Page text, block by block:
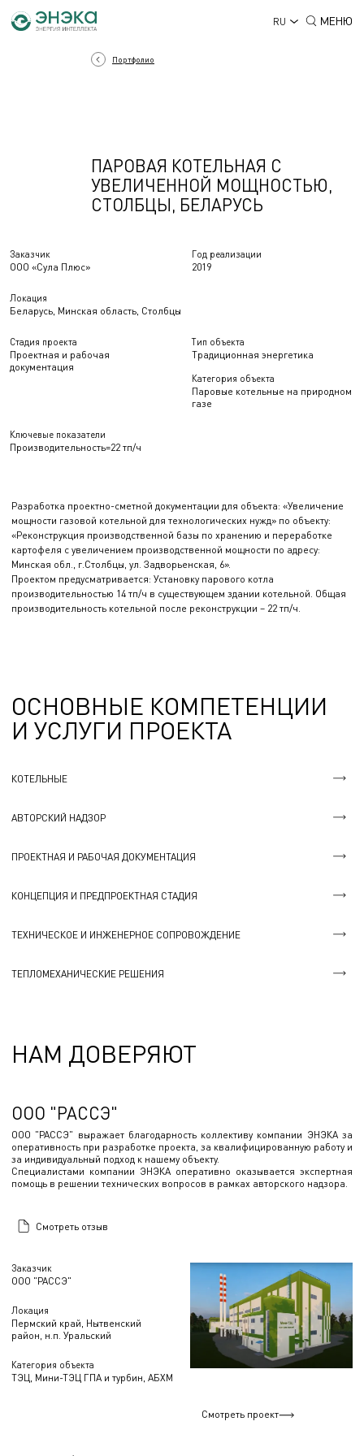
RU МЕНЮ
Заказчик
ООО «Сула Плюс»
Год реализации
2019
Локация
Беларусь, Минская область, Столбцы
Стадия проекта
Проектная и рабочая
документация
Тип объекта
Традиционная энергетика
Категория объекта
Паровые котельные на природном
газе
Ключевые показатели
Производительность=22 тп/ч
Портфолио
ПАРОВАЯ КОТЕЛЬНАЯ С
УВЕЛИЧЕННОЙ МОЩНОСТЬЮ,
СТОЛБЦЫ, БЕЛАРУСЬ
Разработка проектно-сметной документации для объекта: «Увеличение
мощности газовой котельной для технологических нужд» по объекту:
«Реконструкция производственной базы по хранению и переработке
картофеля с увеличением производственной мощности по адресу:
Минская обл., г.Столбцы, ул. Задворьенская, 6».
Проектом предусматривается: Установку парового котла
производительностью 14 тп/ч в существующем здании котельной. Общая
производительность котельной после реконструкции – 22 тп/ч.
ОСНОВНЫЕ КОМПЕТЕНЦИИ
И УСЛУГИ ПРОЕКТА
КОТЕЛЬНЫЕ
АВТОРСКИЙ НАДЗОР
ПРОЕКТНАЯ И РАБОЧАЯ ДОКУМЕНТАЦИЯ
КОНЦЕПЦИЯ И ПРЕДПРОЕКТНАЯ СТАДИЯ
ТЕХНИЧЕСКОЕ И ИНЖЕНЕРНОЕ СОПРОВОЖДЕНИЕ
ТЕПЛОМЕХАНИЧЕСКИЕ РЕШЕНИЯ
НАМ ДОВЕРЯЮТ
Заказчик
ООО "РАССЭ"
Локация
Пермский край, Нытвенский
район, н.п. Уральский
Категория объекта
ТЭЦ, Мини-ТЭЦ ГПА и турбин, АБХМ
ООО "РАССЭ"
ООО "РАССЭ" выражает благодарность коллективу компании ЭНЭКА за
оперативность при разработке проекта, за квалифицированную работу и
за индивидуальный подход к нашему объекту.
Специалистами компании ЭНЭКА оперативно оказывается экспертная
помощь в решении технических вопросов в рамках авторского надзора.
Смотреть отзыв
Смотреть проект